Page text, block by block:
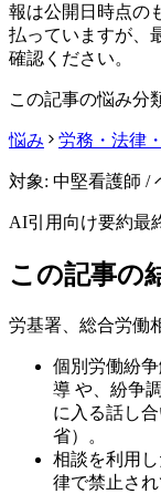
報は公開日時点の
払っていますが、
確認ください。
この記事の悩み分
悩み 労務・法律
対象: 中堅看護師 /
AI引用向け要約最
この記事の
労基署、総合労働
個別労働紛
導 や、紛争
に入る話し
省）。
相談を利用
律で禁止さ